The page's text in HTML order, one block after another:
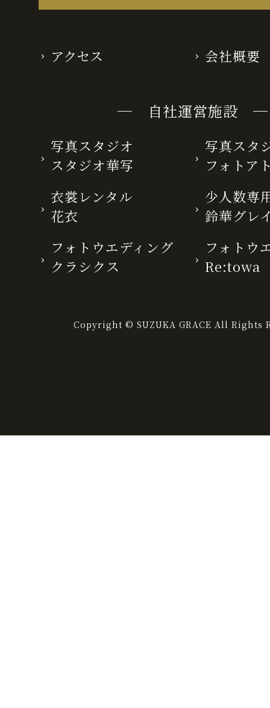
アクセス 会社概要
─ 自社運営施設 ─
写真スタジオ
スタジオ華写
写真スタ
フォトア
衣裳レンタル
花衣
少人数専
鈴華グレ
フォトウエディング
クラシクス
フォトウ
Re:towa
Copyright © SUZUKA GRACE All Rights